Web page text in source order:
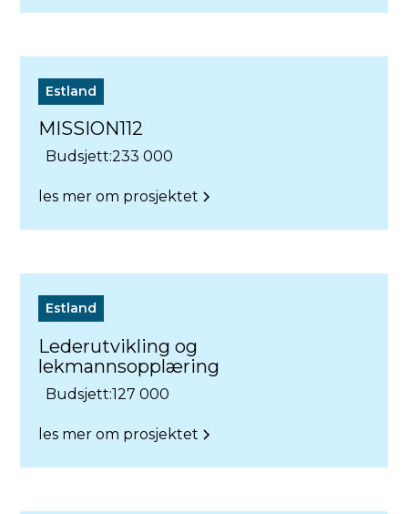
Estland
MISSION112
Budsjett:233 000
les mer om prosjektet
Estland
Lederutvikling og
lekmannsopplæring
Budsjett:127 000
les mer om prosjektet